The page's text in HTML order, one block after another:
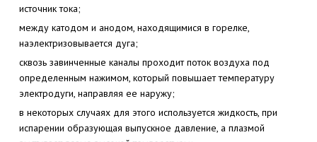
источник тока;
между катодом и анодом, находящимися в горелке,
наэлектризовывается дуга;
сквозь завинченные каналы проходит поток воздуха под
определенным нажимом, который повышает температуру
электродуги, направляя ее наружу;
в некоторых случаях для этого используется жидкость, при
испарении образующая выпускное давление, а плазмой